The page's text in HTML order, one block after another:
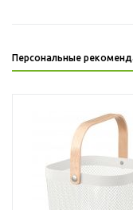
Персональные